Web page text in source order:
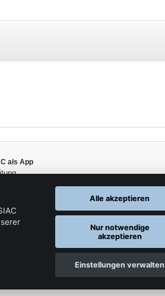
als App
Alle akzeptieren
Nur notwendige
akzeptieren
Einstellungen verwalten